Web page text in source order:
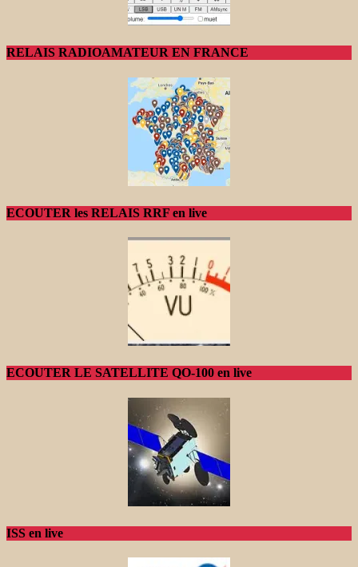
RELAIS RADIOAMATEUR EN FRANCE
ECOUTER les RELAIS RRF en live
ECOUTER LE SATELLITE QO-100 en live
ISS en live